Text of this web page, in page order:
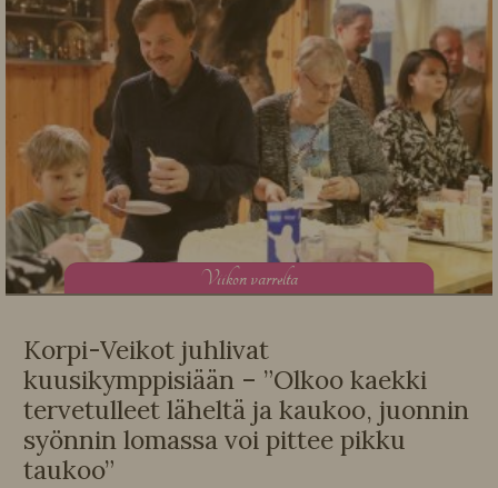
Viikon varrelta
Korpi-Veikot juhlivat
kuusikymppisiään – ”Olkoo kaekki
tervetulleet läheltä ja kaukoo, juonnin
syönnin lomassa voi pittee pikku
taukoo”